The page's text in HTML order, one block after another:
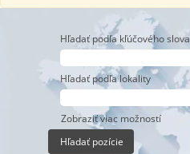
Hľadať podľa kľúčového slova
Hľadať podľa lokality
Zobraziť viac možností